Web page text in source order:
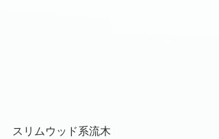
スリムウッド系流木